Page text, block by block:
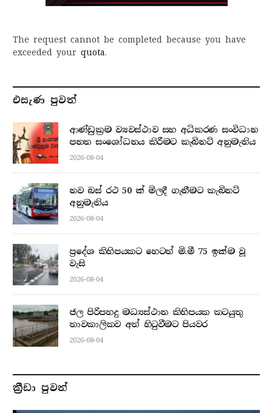
The request cannot be completed because you have
exceeded your quota.
එසැණ පුව​ත්
ආණ්ඩුක්‍රම ව්‍යවස්ථාව සහ අධිකරණ සංවිධාන
පනත සංශෝධනය කිරීමට කැබිනට් අනුමැතිය
2026-08-04
නව බස් රථ 50 ක් මිලදී ගැනීමට කැබිනට්
අනුමැතිය
2026-08-04
ප්‍රදේශ කිහිපයකට හෙටත් මි.මී 75 ඉක්ම වූ
වැසි
2026-08-04
ජල පිරිපහදු මධ්‍යස්ථාන කිහිපයක කටයුතු
තාවකාලිකව අත් හිටුවීමට පියවර
2026-08-04
ක්‍රීඩා පුවත්